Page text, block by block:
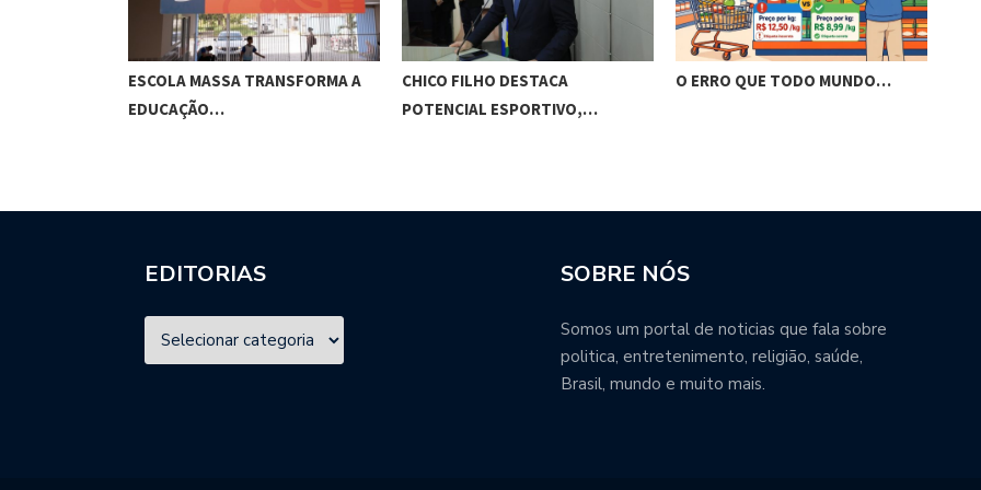
ESCOLA MASSA TRANSFORMA A
EDUCAÇÃO…
CHICO FILHO DESTACA
POTENCIAL ESPORTIVO,…
O ERRO QUE TODO MUNDO…
EDITORIAS SOBRE NÓS
Somos um portal de noticias que fala sobre
politica, entretenimento, religião, saúde,
Brasil, mundo e muito mais.